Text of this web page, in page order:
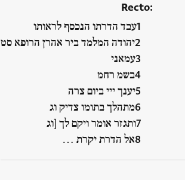
Recto:
עבד הדרתו הנכסף לראותו
יהודה המלמד ביר אהרן הרופא סט
עמאני
בשמ רחמ
יענך ייי ביום צרה
מתהלך בתומו צדיק וג
ותגזר אומר ויקם לך [וג
אל הדרת יקרת …